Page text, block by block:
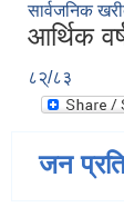
सार्वजनिक
आर्थिक
८२्/८३
जन